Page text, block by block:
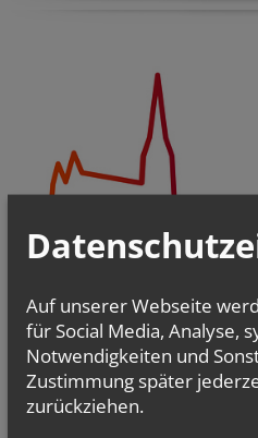
Pfarrgemeinderäte & Pastorale
Christsein.Christwerden
Auf unserer Webseite
für Social Media, Analyse,
Notwendigkeiten und
Zustimmung später
zurückziehen.